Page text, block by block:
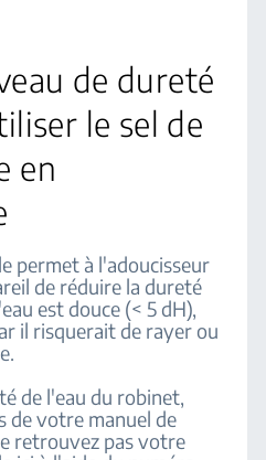
de dureté
le sel de
en
permet à l'adoucisseur
de réduire la dureté
est douce (< 5 dH),
il risquerait de rayer ou
de l'eau du robinet,
de votre manuel de
retrouvez pas votre